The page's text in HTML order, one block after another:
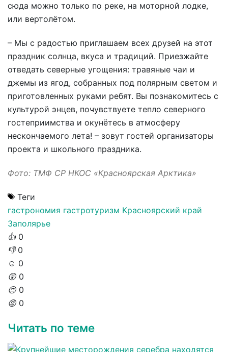
сюда можно только по реке, на моторной лодке,
или вертолётом.
– Мы с радостью приглашаем всех друзей на этот
праздник солнца, вкуса и традиций. Приезжайте
отведать северные угощения: травяные чаи и
джемы из ягод, собранных под полярным светом и
приготовленных руками ребят. Вы познакомитесь с
культурой энцев, почувствуете тепло северного
гостеприимства и окунётесь в атмосферу
нескончаемого лета! – зовут гостей организаторы
проекта и школьного праздника.
Фото: ТМФ СР НКОС «Красноярская Арктика»
Теги
гастрономия гастротуризм Красноярский край
Заполярье
👍 0
👎 0
☺️ 0
😲 0
😔 0
😡 0
Читать по теме